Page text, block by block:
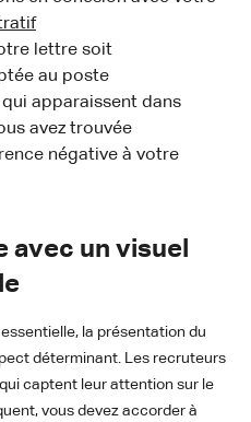
lettre soit
au poste
apparaissent dans
avez trouvée
négative à votre
avec un visuel
la présentation du
déterminant. Les recruteurs
captent leur attention sur le
vous devez accorder à